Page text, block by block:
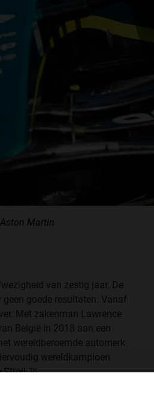
Aston Martin
van zestig jaar. De
goede resultaten. Vanaf
Met zakenman Lawrence
België in 2018 aan een
wereldberoemde automerk
wereldkampioen
Stroll, in.
in het
NIEUWSBRIEF
CONTACT OP